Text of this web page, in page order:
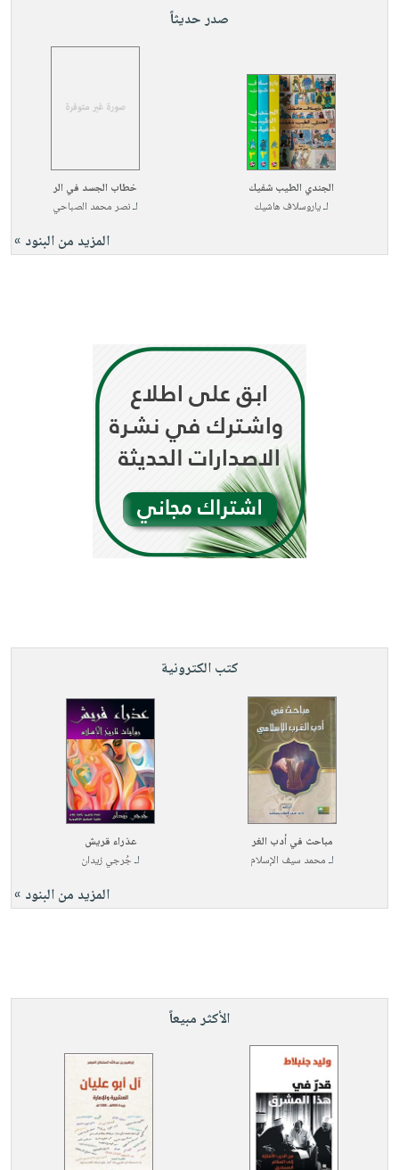
صدر حديثاً
الجندي الطيب شفيك
لـياروسلاف هاشيك
خطاب الجسد في الر
لـنصر محمد الصباحي
المزيد من البنود »
كتب الكترونية
مباحث في أدب الغر
لـمحمد سيف الإسلام
عذراء قريش
لـجُرجي زيدان
المزيد من البنود »
الأكثر مبيعاً